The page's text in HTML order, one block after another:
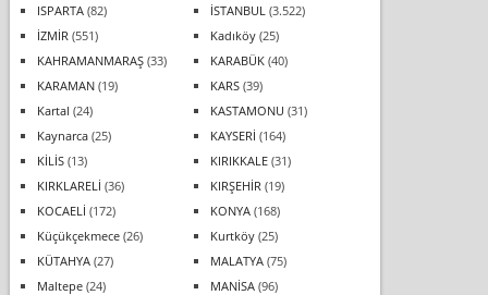
ISPARTA(82) İSTANBUL (3.522)
İZMİR (551) Kadıköy(25)
KAHRAMANMARAŞ(33) KARABÜK(40)
KARAMAN(19) KARS(39)
Kartal (24) KASTAMONU (31)
Kaynarca(25) KAYSERİ (164)
KİLİS(13) KIRIKKALE(31)
KIRKLARELİ (36) KIRŞEHİR (19)
KOCAELİ (172) KONYA(168)
Küçükçekmece(26) Kurtköy(25)
KÜTAHYA(27) MALATYA(75)
Maltepe(24) MANİSA(96)